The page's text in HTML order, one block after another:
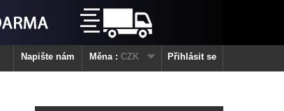
Přihlásit se
Měna : CZK
Napište nám